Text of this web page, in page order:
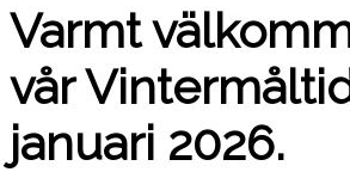
Varmt
vår
januari 2026.